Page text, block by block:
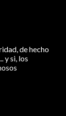
de hecho
y si, los